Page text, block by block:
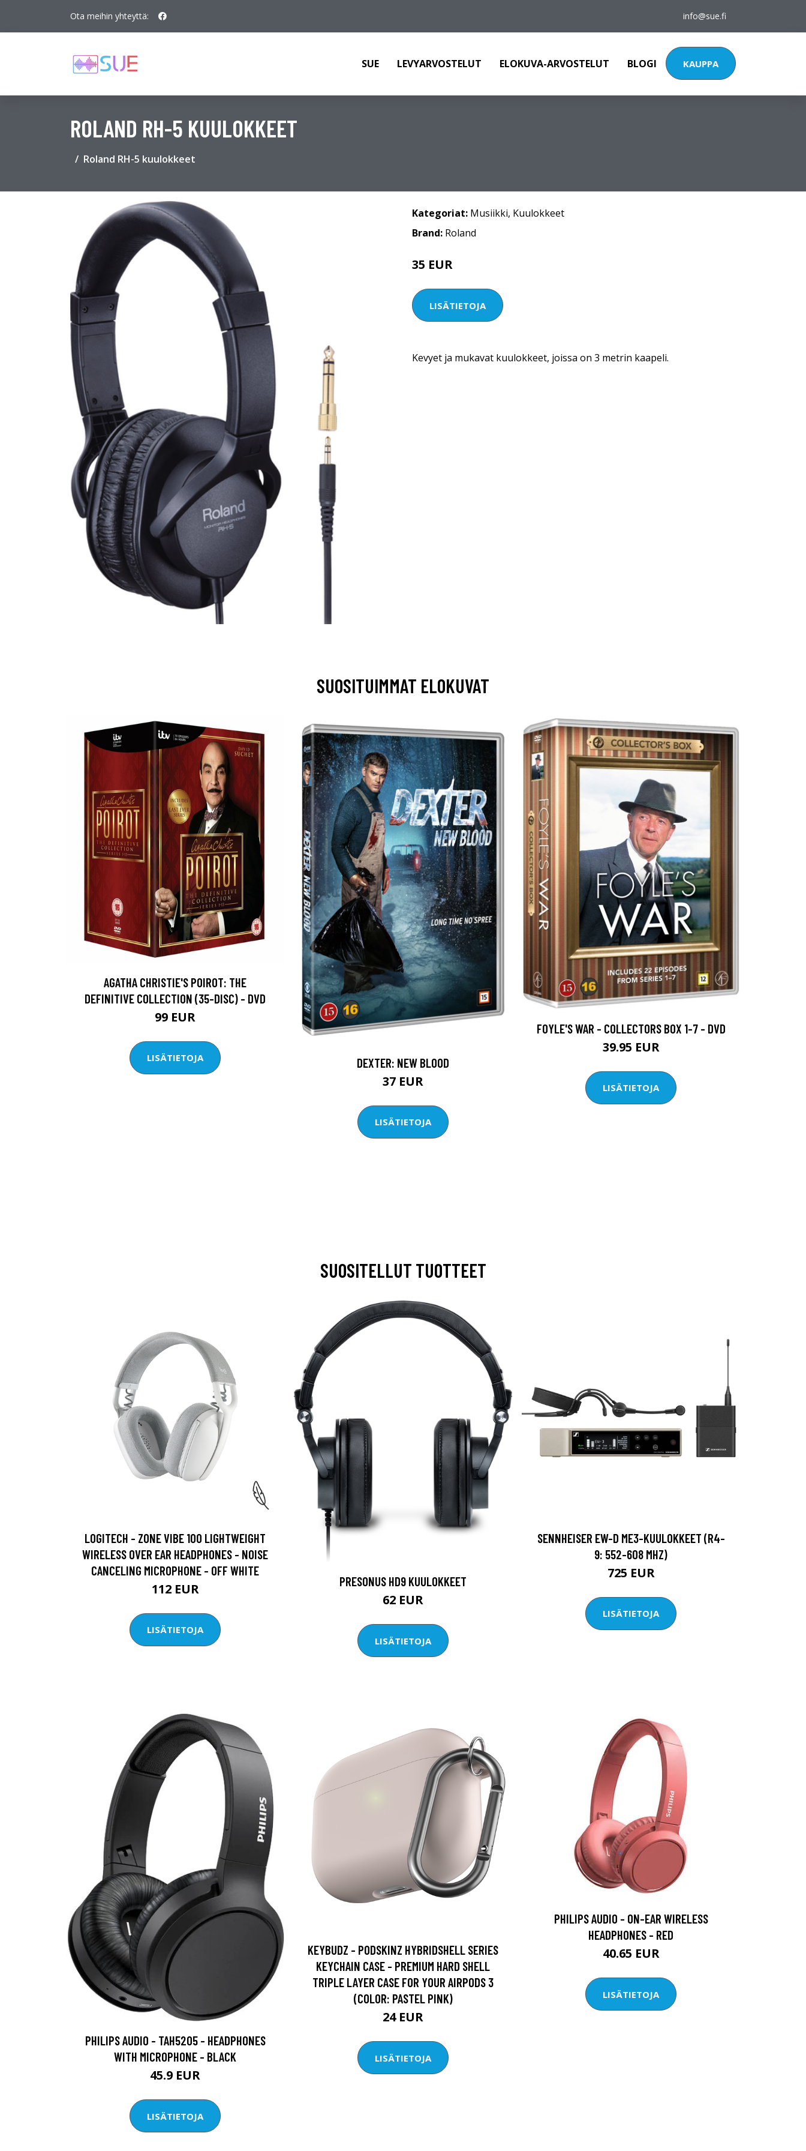
Ota meihin yhteyttä: info@sue.fi
SUE LEVYARVOSTELUT ELOKUVA-ARVOSTELUT BLOGI KAUPPA
ROLAND RH-5 KUULOKKEET
Roland RH-5 kuulokkeet
Kategoriat: Musiikki, Kuulokkeet
Brand: Roland
35 EUR
LISÄTIETOJA
Kevyet ja mukavat kuulokkeet, joissa on 3 metrin kaapeli.
SUOSITUIMMAT ELOKUVAT
AGATHA CHRISTIE'S POIROT: THE
DEFINITIVE COLLECTION (35-DISC) - DVD
99 EUR
LISÄTIETOJA DEXTER: NEW BLOOD
37 EUR
LISÄTIETOJA
FOYLE'S WAR - COLLECTORS BOX 1-7 - DVD
39.95 EUR
LISÄTIETOJA
SUOSITELLUT TUOTTEET
LOGITECH - ZONE VIBE 100 LIGHTWEIGHT
WIRELESS OVER EAR HEADPHONES - NOISE
CANCELING MICROPHONE - OFF WHITE
112 EUR
LISÄTIETOJA
PRESONUS HD9 KUULOKKEET
62 EUR
LISÄTIETOJA
SENNHEISER EW-D ME3-KUULOKKEET (R4-
9: 552-608 MHZ)
725 EUR
LISÄTIETOJA
PHILIPS AUDIO - TAH5205 - HEADPHONES
WITH MICROPHONE - BLACK
45.9 EUR
LISÄTIETOJA
KEYBUDZ - PODSKINZ HYBRIDSHELL SERIES
KEYCHAIN CASE - PREMIUM HARD SHELL
TRIPLE LAYER CASE FOR YOUR AIRPODS 3
(COLOR: PASTEL PINK)
24 EUR
LISÄTIETOJA
PHILIPS AUDIO - ON-EAR WIRELESS
HEADPHONES - RED
40.65 EUR
LISÄTIETOJA